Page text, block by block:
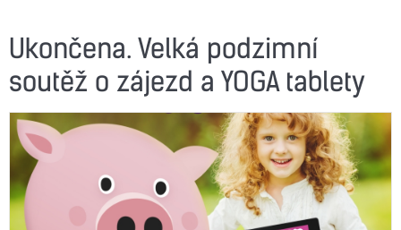
Ukončena. Velká podzimní
soutěž o zájezd a YOGA tablety